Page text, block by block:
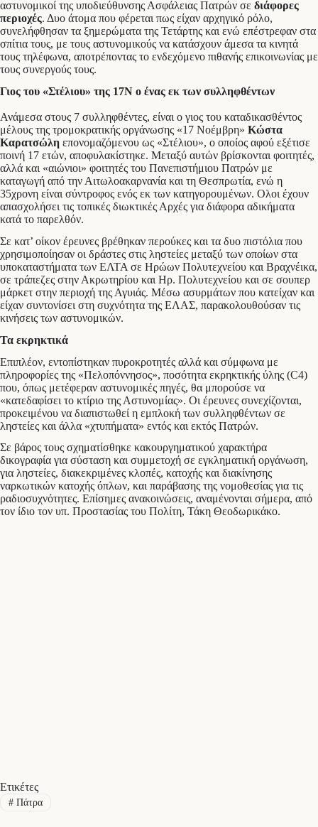
αστυνομικοί της υποδιεύθυνσης Ασφάλειας Πατρών σε διάφορες
περιοχές. Δυο άτομα που φέρεται πως είχαν αρχηγικό ρόλο,
συνελήφθησαν τα ξημερώματα της Τετάρτης και ενώ επέστρεφαν στα
σπίτια τους, με τους αστυνομικούς να κατάσχουν άμεσα τα κινητά
τους τηλέφωνα, αποτρέποντας το ενδεχόμενο πιθανής επικοινωνίας με
τους συνεργούς τους.
Γιος του «Στέλιου» της 17Ν ο ένας εκ των συλληφθέντων
Ανάμεσα στους 7 συλληφθέντες, είναι ο γιος του καταδικασθέντος
μέλους της τρομοκρατικής οργάνωσης «17 Νοέμβρη» Κώστα
Καρατσώλη επονομαζόμενου ως «Στέλιου», ο οποίος αφού εξέτισε
ποινή 17 ετών, αποφυλακίστηκε. Μεταξύ αυτών βρίσκονται φοιτητές,
αλλά και «αιώνιοι» φοιτητές του Πανεπιστήμιου Πατρών με
καταγωγή από την Αιτωλοακαρνανία και τη Θεσπρωτία, ενώ η
35χρονη είναι σύντροφος ενός εκ των κατηγορουμένων. Ολοι έχουν
απασχολήσει τις τοπικές διωκτικές Αρχές για διάφορα αδικήματα
κατά το παρελθόν.
Σε κατ’ οίκον έρευνες βρέθηκαν περούκες και τα δυο πιστόλια που
χρησιμοποίησαν οι δράστες στις ληστείες μεταξύ των οποίων στα
υποκαταστήματα των ΕΛΤΑ σε Ηρώων Πολυτεχνείου και Βραχνέικα,
σε τράπεζες στην Ακρωτηρίου και Ηρ. Πολυτεχνείου και σε σουπερ
μάρκετ στην περιοχή της Αγυιάς. Μέσω ασυρμάτων που κατείχαν και
είχαν συντονίσει στη συχνότητα της ΕΛΑΣ, παρακολουθούσαν τις
κινήσεις των αστυνομικών.
Τα εκρηκτικά
Επιπλέον, εντοπίστηκαν πυροκροτητές αλλά και σύμφωνα με
πληροφορίες της «Πελοπόννησος», ποσότητα εκρηκτικής ύλης (C4)
που, όπως μετέφεραν αστυνομικές πηγές, θα μπορούσε να
«κατεδαφίσει το κτίριο της Αστυνομίας». Οι έρευνες συνεχίζονται,
προκειμένου να διαπιστωθεί η εμπλοκή των συλληφθέντων σε
ληστείες και άλλα «χτυπήματα» εντός και εκτός Πατρών.
Σε βάρος τους σχηματίσθηκε κακουργηματικού χαρακτήρα
δικογραφία για σύσταση και συμμετοχή σε εγκληματική οργάνωση,
για ληστείες, διακεκριμένες κλοπές, κατοχής και διακίνησης
ναρκωτικών κατοχής όπλων, και παράβασης της νομοθεσίας για τις
ραδιοσυχνότητες. Επίσημες ανακοινώσεις, αναμένονται σήμερα, από
τον ίδιο τον υπ. Προστασίας του Πολίτη, Τάκη Θεοδωρικάκο.
Ετικέτες
#Πάτρα